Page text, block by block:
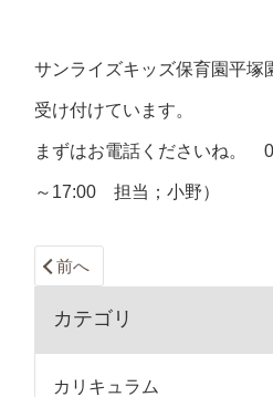
サンライズキッズ保育園平
受け付けています。
まずはお電話くださいね。
～17:00 担当；小野）
前へ
カテゴリ
カリキュラム